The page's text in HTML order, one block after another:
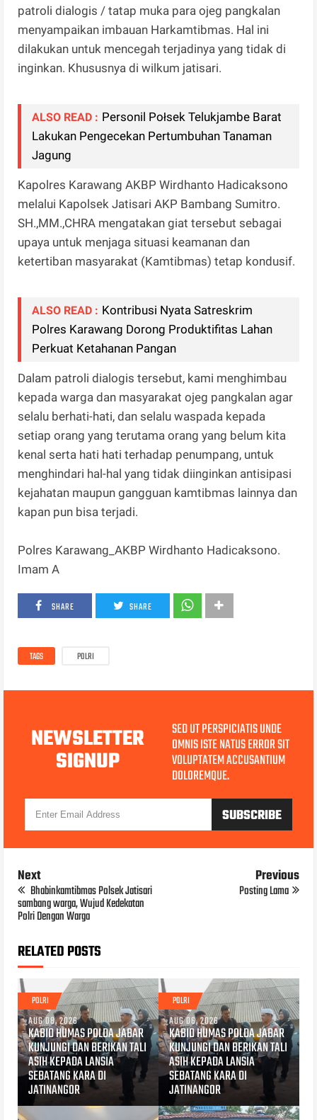
patroli dialogis / tatap muka para ojeg pangkalan
menyampaikan imbauan Harkamtibmas. Hal ini
dilakukan untuk mencegah terjadinya yang tidak di
inginkan. Khususnya di wilkum jatisari.
ALSO READ : Personil Połsek Telukjambe Barat
Lakukan Pengecekan Pertumbuhan Tanaman
Jagung
Kapolres Karawang AKBP Wirdhanto Hadicaksono
melalui Kapolsek Jatisari AKP Bambang Sumitro.
SH.,MM.,CHRA mengatakan giat tersebut sebagai
upaya untuk menjaga situasi keamanan dan
ketertiban masyarakat (Kamtibmas) tetap kondusif.
ALSO READ : Kontribusi Nyata Satreskrim
Polres Karawang Dorong Produktifitas Lahan
Perkuat Ketahanan Pangan
Dalam patroli dialogis tersebut, kami menghimbau
kepada warga dan masyarakat ojeg pangkalan agar
selalu berhati-hati, dan selalu waspada kepada
setiap orang yang terutama orang yang belum kita
kenal serta hati hati terhadap penumpang, untuk
menghindari hal-hal yang tidak diinginkan antisipasi
kejahatan maupun gangguan kamtibmas lainnya dan
kapan pun bisa terjadi.
Polres Karawang_AKBP Wirdhanto Hadicaksono.
Imam A
SHARE SHARE
TAGS POLRI
NEWSLETTER
SIGNUP
SED UT PERSPICIATIS UNDE
OMNIS ISTE NATUS ERROR SIT
VOLUPTATEM ACCUSANTIUM
DOLOREMQUE.
Next
Bhabinkamtibmas Polsek Jatisari
sambang warga, Wujud Kedekatan
Polri Dengan Warga
Previous
Posting Lama
RELATED POSTS
POLRI
AUG 08, 2026
KABID HUMAS POLDA JABAR
KUNJUNGI DAN BERIKAN TALI
ASIH KEPADA LANSIA
SEBATANG KARA DI
JATINANGOR
POLRI
AUG 06, 2026
KABID HUMAS POLDA JABAR
KUNJUNGI DAN BERIKAN TALI
ASIH KEPADA LANSIA
SEBATANG KARA DI
JATINANGOR